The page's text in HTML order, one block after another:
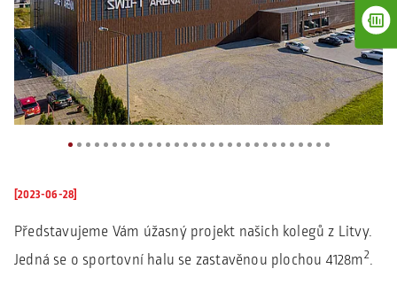
[2023-06-28]
Představujeme Vám úžasný projekt našich kolegů z Litvy.
Jedná se o sportovní halu se zastavěnou plochou 4128m2.